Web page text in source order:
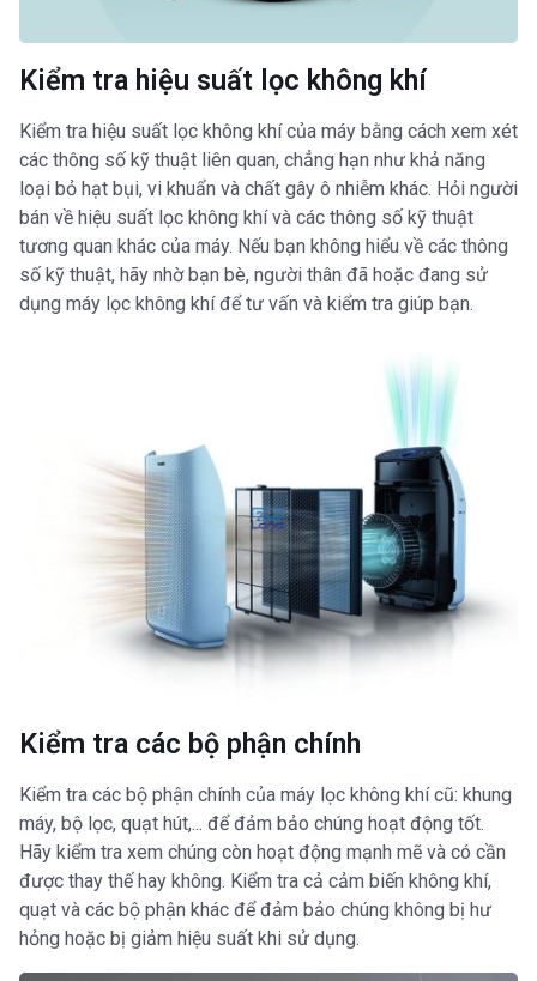
Kiểm tra hiệu suất lọc không khí
Kiểm tra hiệu suất lọc không khí của máy bằng cách xem xét
các thông số kỹ thuật liên quan, chẳng hạn như khả năng
loại bỏ hạt bụi, vi khuẩn và chất gây ô nhiễm khác. Hỏi người
bán về hiệu suất lọc không khí và các thông số kỹ thuật
tương quan khác của máy. Nếu bạn không hiểu về các thông
số kỹ thuật, hãy nhờ bạn bè, người thân đã hoặc đang sử
dụng máy lọc không khí để tư vấn và kiểm tra giúp bạn.
Kiểm tra các bộ phận chính
Kiểm tra các bộ phận chính của máy lọc không khí cũ: khung
máy, bộ lọc, quạt hút,... để đảm bảo chúng hoạt động tốt.
Hãy kiểm tra xem chúng còn hoạt động mạnh mẽ và có cần
được thay thế hay không. Kiểm tra cả cảm biến không khí,
quạt và các bộ phận khác để đảm bảo chúng không bị hư
hỏng hoặc bị giảm hiệu suất khi sử dụng.